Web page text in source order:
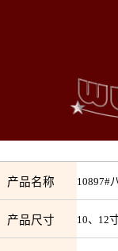
产品名称 10897#
产品尺寸 10、